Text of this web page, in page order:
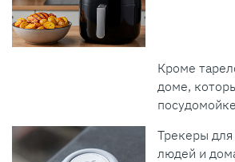
Кроме
доме,
посудомойке
Трекеры
людей и